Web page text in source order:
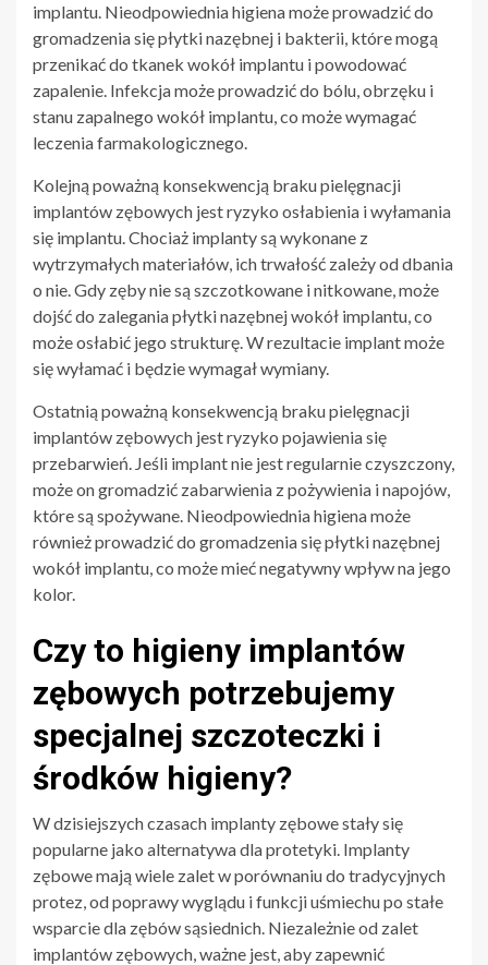
implantu. Nieodpowiednia higiena może prowadzić do
gromadzenia się płytki nazębnej i bakterii, które mogą
przenikać do tkanek wokół implantu i powodować
zapalenie. Infekcja może prowadzić do bólu, obrzęku i
stanu zapalnego wokół implantu, co może wymagać
leczenia farmakologicznego.
Kolejną poważną konsekwencją braku pielęgnacji
implantów zębowych jest ryzyko osłabienia i wyłamania
się implantu. Chociaż implanty są wykonane z
wytrzymałych materiałów, ich trwałość zależy od dbania
o nie. Gdy zęby nie są szczotkowane i nitkowane, może
dojść do zalegania płytki nazębnej wokół implantu, co
może osłabić jego strukturę. W rezultacie implant może
się wyłamać i będzie wymagał wymiany.
Ostatnią poważną konsekwencją braku pielęgnacji
implantów zębowych jest ryzyko pojawienia się
przebarwień. Jeśli implant nie jest regularnie czyszczony,
może on gromadzić zabarwienia z pożywienia i napojów,
które są spożywane. Nieodpowiednia higiena może
również prowadzić do gromadzenia się płytki nazębnej
wokół implantu, co może mieć negatywny wpływ na jego
kolor.
Czy to higieny implantów
zębowych potrzebujemy
specjalnej szczoteczki i
środków higieny?
W dzisiejszych czasach implanty zębowe stały się
popularne jako alternatywa dla protetyki. Implanty
zębowe mają wiele zalet w porównaniu do tradycyjnych
protez, od poprawy wyglądu i funkcji uśmiechu po stałe
wsparcie dla zębów sąsiednich. Niezależnie od zalet
implantów zębowych, ważne jest, aby zapewnić